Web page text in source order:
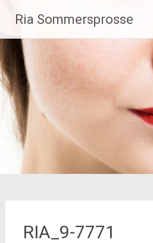
Inhalt
springen
Ria Sommersprosse
RIA_9-7771